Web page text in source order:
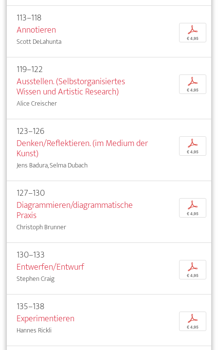
113–118
Annotieren
Scott DeLahunta
p
€ 4,95
119–122
Ausstellen. (Selbstorganisiertes
Wissen und Artistic Research)
Alice Creischer
p
€ 4,95
123–126
Denken/Reflektieren. (im Medium der
Kunst)
Jens Badura, Selma Dubach
p
€ 4,95
127–130
Diagrammieren/diagrammatische
Praxis
Christoph Brunner
p
€ 4,95
130–133
Entwerfen/Entwurf
Stephen Craig
p
€ 4,95
135–138
Experimentieren
Hannes Rickli
p
€ 4,95